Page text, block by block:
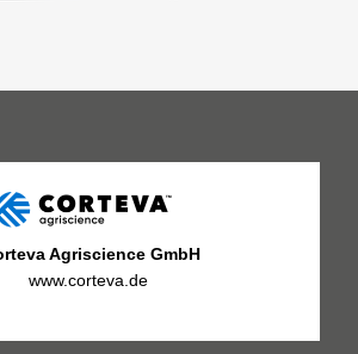
Agriscience GmbH
www.corteva.de